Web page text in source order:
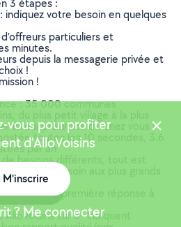
3 étapes :
indiquez votre besoin en quelques
particuliers et
minutes.
depuis la messagerie privée et
!
!
: 35 000 communes
à proximité de chez vous !
toutes les 10 secondes, 3.6
par an
besoins différents, tout est
plus petit besoin aux plus grands
une première réponse à
sur 5* indiquent
vous pour profiter
d'AlloVoisins
M'inscrire
? Me connecter